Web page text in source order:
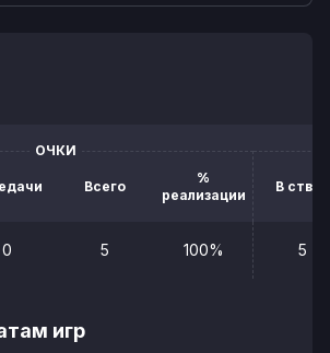
ОЧКИ
Всего
%
реализации
В створ
0 5 100% 5
игр